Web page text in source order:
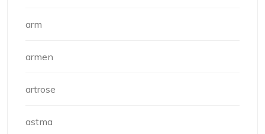
arm
armen
artrose
astma